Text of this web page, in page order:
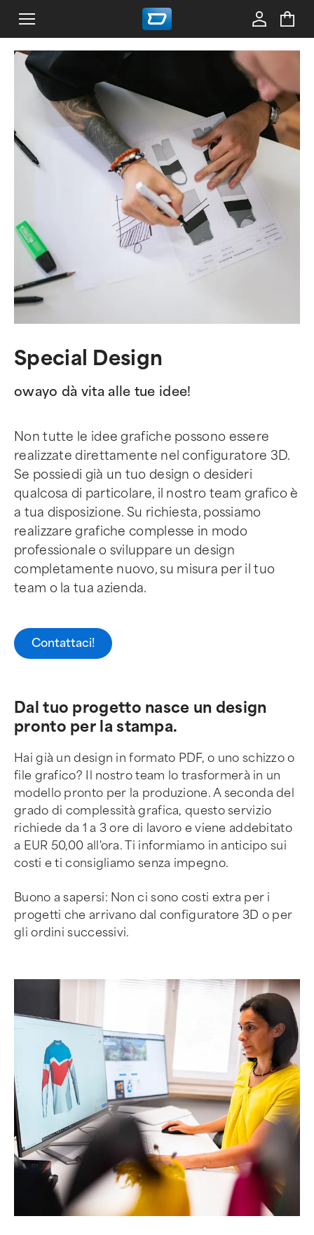
Special Design
owayo dà vita alle tue idee!
Non tutte le idee grafiche possono essere
realizzate direttamente nel configuratore 3D.
Se possiedi già un tuo design o desideri
qualcosa di particolare, il nostro team grafico è
a tua disposizione. Su richiesta, possiamo
realizzare grafiche complesse in modo
professionale o sviluppare un design
completamente nuovo, su misura per il tuo
team o la tua azienda.
Contattaci!
Dal tuo progetto nasce un design
pronto per la stampa.
Hai già un design in formato PDF, o uno schizzo o
file grafico? Il nostro team lo trasformerà in un
modello pronto per la produzione. A seconda del
grado di complessità grafica, questo servizio
richiede da 1 a 3 ore di lavoro e viene addebitato
a EUR 50,00 all'ora. Ti informiamo in anticipo sui
costi e ti consigliamo senza impegno.
Buono a sapersi: Non ci sono costi extra per i
progetti che arrivano dal configuratore 3D o per
gli ordini successivi.